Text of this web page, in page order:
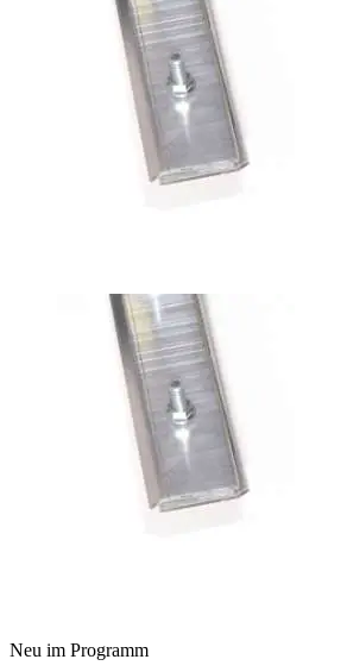
Neu im Programm